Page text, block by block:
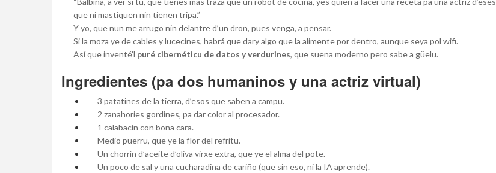
que ni mastiquen nin tienen tripa.”
Y yo, que nun me arrugo nin delantre d’un dron, pues venga, a pensar.
Si la moza ye de cables y lucecines, habrá que dary algo que la alimente por dentro, aunque seya pol wifi.
Así que inventé’l puré cibernéticu de datos y verdurines, que suena moderno pero sabe a güelu.
Ingredientes (pa dos humaninos y una actriz virtual)
3 patatines de la tierra, d’esos que saben a campu.
2 zanahories gordines, pa dar color al procesador.
1 calabacín con bona cara.
Medio puerru, que ye la flor del refritu.
Un chorrín d’aceite d’oliva virxe extra, que ye el alma del pote.
Un poco de sal y una cucharadina de cariño (que sin eso, ni la IA aprende).